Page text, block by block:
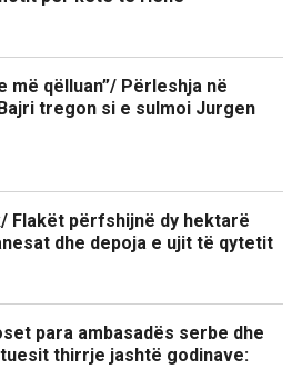
më qëlluan”/ Përleshja në
tregon si e sulmoi Jurgen
Flakët përfshijnë dy hektarë
dhe depoja e ujit të qytetit
para ambasadës serbe dhe
thirrje jashtë godinave: